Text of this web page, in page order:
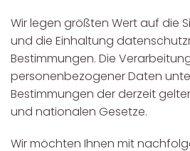
Wir legen größten Wert auf die
und die Einhaltung
Bestimmungen. Die
personenbezogener Daten
Bestimmungen der derzeit
und nationalen Gesetze.
Wir möchten Ihnen mit